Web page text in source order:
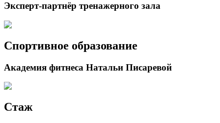
Эксперт-партнёр тренажерного зала
Спортивное образование
Академия фитнеса Натальи Писаревой
Стаж